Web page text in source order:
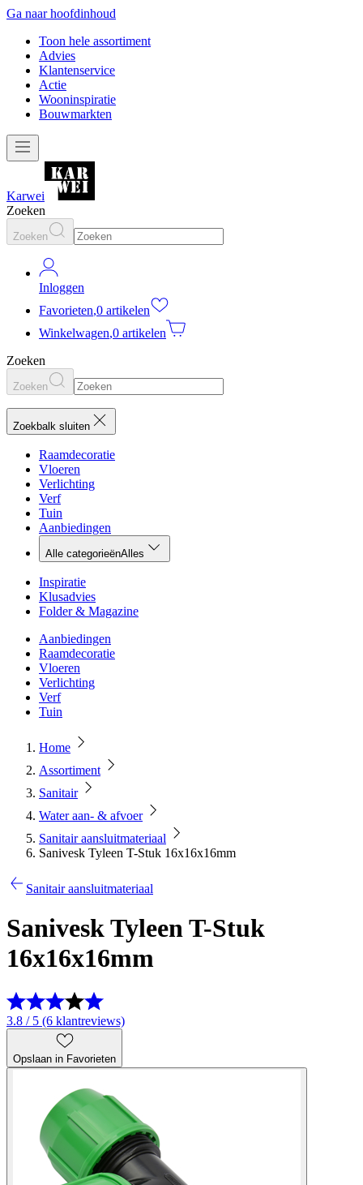
Ga naar hoofdinhoud
Toon hele assortiment
Advies
Klantenservice
Actie
Wooninspiratie
Bouwmarkten
Karwei
Zoeken
Zoeken
Inloggen
Favorieten,0 artikelen
Winkelwagen,0 artikelen
Zoeken
Zoeken
Zoekbalk sluiten
Raamdecoratie
Vloeren
Verlichting
Verf
Tuin
Aanbiedingen
Alle categorieënAlles
Inspiratie
Klusadvies
Folder & Magazine
Aanbiedingen
Raamdecoratie
Vloeren
Verlichting
Verf
Tuin
Home
Assortiment
Sanitair
Water aan- & afvoer
Sanitair aansluitmateriaal
Sanivesk Tyleen T-Stuk 16x16x16mm
Sanitair aansluitmateriaal
Sanivesk Tyleen T-Stuk
16x16x16mm
3.8 / 5 (6 klantreviews)
Opslaan in Favorieten